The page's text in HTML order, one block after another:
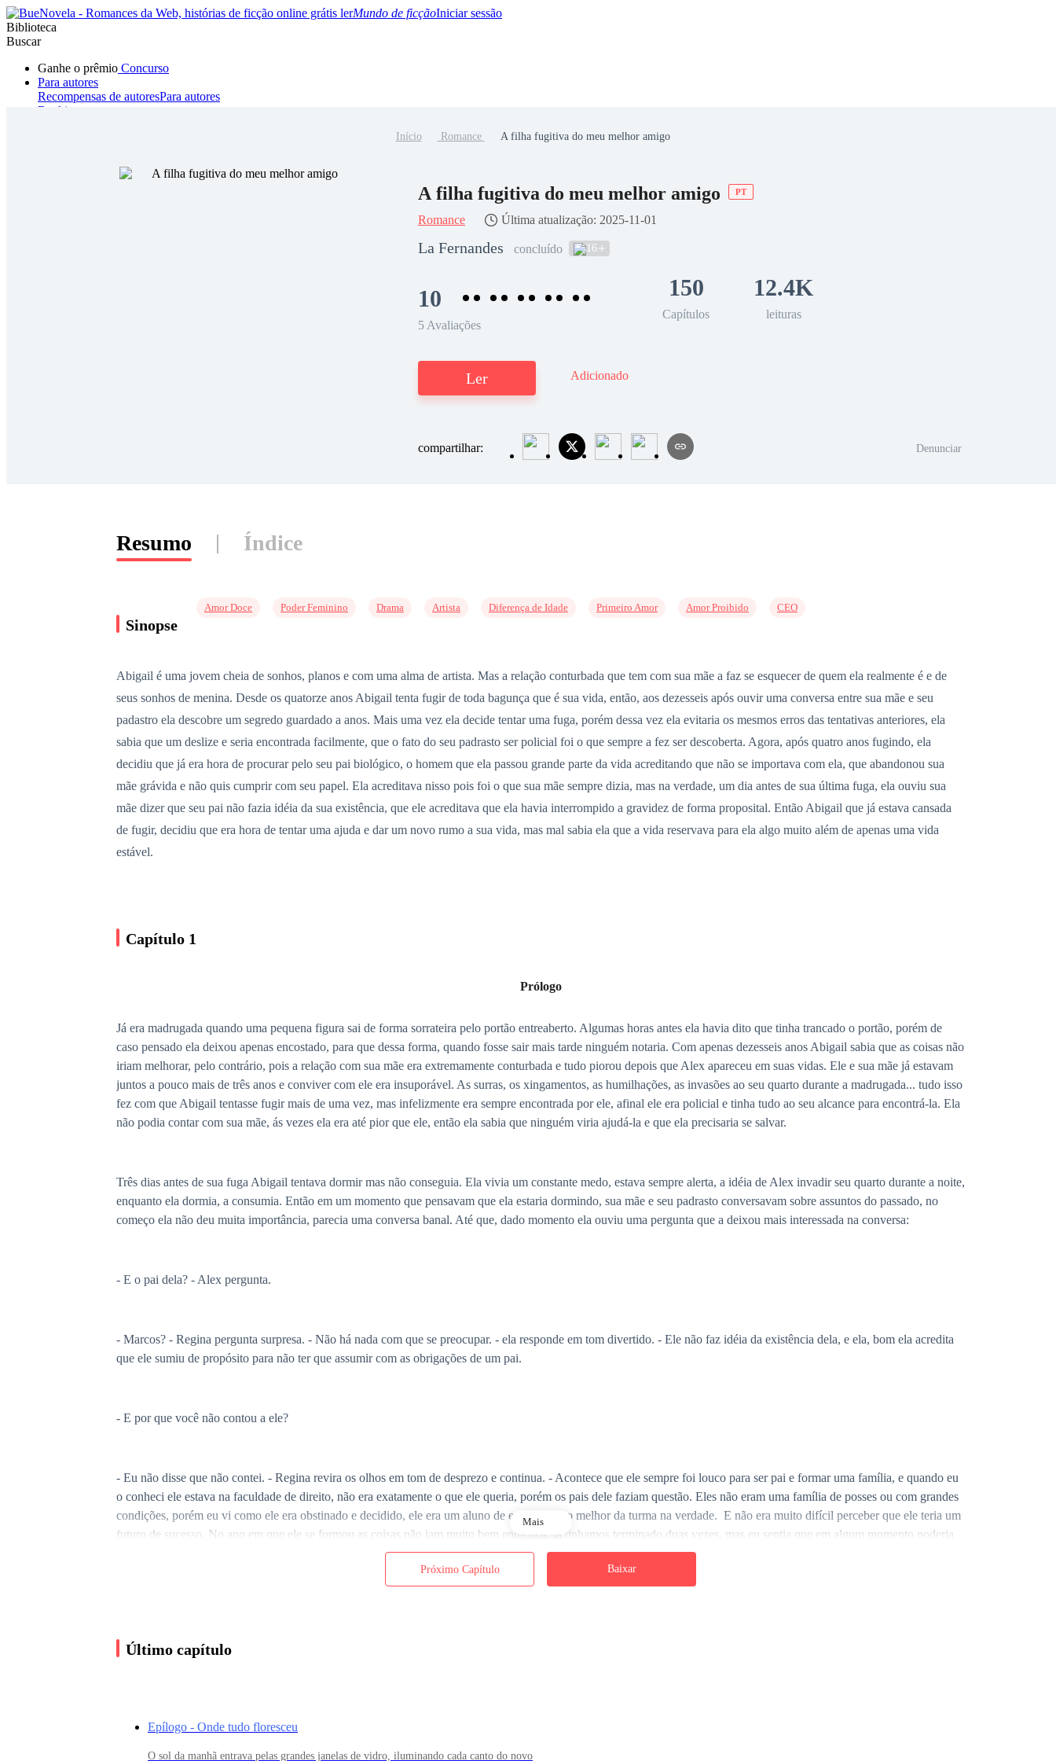
Mundo de ficçãoIniciar sessão
Biblioteca
Buscar
Ganhe o prêmio Concurso
Para autores
Recompensas de autoresPara autores
Ranking
Hombre lobo Mafia Sistema Fantasía Urbano
Início Romance A filha fugitiva do meu melhor amigo
A filha fugitiva do meu melhor amigo PT
Romance Última atualização: 2025-11-01
La Fernandes concluído 16
10
5 Avaliações
150
Capítulos
12.4K
leituras
Ler Adicionado
compartilhar: Denunciar
Resumo Índice
Sinopse
Amor Doce Poder Feminino Drama Artista Diferença de Idade Primeiro Amor Amor Proibido CEO
Abigail é uma jovem cheia de sonhos, planos e com uma alma de artista. Mas a relação conturbada que tem com sua mãe a faz se esquecer de quem ela realmente é e de
seus sonhos de menina. Desde os quatorze anos Abigail tenta fugir de toda bagunça que é sua vida, então, aos dezesseis após ouvir uma conversa entre sua mãe e seu
padastro ela descobre um segredo guardado a anos. Mais uma vez ela decide tentar uma fuga, porém dessa vez ela evitaria os mesmos erros das tentativas anteriores, ela
sabia que um deslize e seria encontrada facilmente, que o fato do seu padrasto ser policial foi o que sempre a fez ser descoberta. Agora, após quatro anos fugindo, ela
decidiu que já era hora de procurar pelo seu pai biológico, o homem que ela passou grande parte da vida acreditando que não se importava com ela, que abandonou sua
mãe grávida e não quis cumprir com seu papel. Ela acreditava nisso pois foi o que sua mãe sempre dizia, mas na verdade, um dia antes de sua última fuga, ela ouviu sua
mãe dizer que seu pai não fazia idéia da sua existência, que ele acreditava que ela havia interrompido a gravidez de forma proposital. Então Abigail que já estava cansada
de fugir, decidiu que era hora de tentar uma ajuda e dar um novo rumo a sua vida, mas mal sabia ela que a vida reservava para ela algo muito além de apenas uma vida
estável.
Capítulo 1
Prólogo
Já era madrugada quando uma pequena figura sai de forma sorrateira pelo portão entreaberto. Algumas horas antes ela havia dito que tinha trancado o portão, porém de
caso pensado ela deixou apenas encostado, para que dessa forma, quando fosse sair mais tarde ninguém notaria. Com apenas dezesseis anos Abigail sabia que as coisas não
iriam melhorar, pelo contrário, pois a relação com sua mãe era extremamente conturbada e tudo piorou depois que Alex apareceu em suas vidas. Ele e sua mãe já estavam
juntos a pouco mais de três anos e conviver com ele era insuporável. As surras, os xingamentos, as humilhações, as invasões ao seu quarto durante a madrugada... tudo isso
fez com que Abigail tentasse fugir mais de uma vez, mas infelizmente era sempre encontrada por ele, afinal ele era policial e tinha tudo ao seu alcance para encontrá-la. Ela
não podia contar com sua mãe, ás vezes ela era até pior que ele, então ela sabia que ninguém viria ajudá-la e que ela precisaria se salvar.
Três dias antes de sua fuga Abigail tentava dormir mas não conseguia. Ela vivia um constante medo, estava sempre alerta, a idéia de Alex invadir seu quarto durante a noite,
enquanto ela dormia, a consumia. Então em um momento que pensavam que ela estaria dormindo, sua mãe e seu padrasto conversavam sobre assuntos do passado, no
começo ela não deu muita importância, parecia uma conversa banal. Até que, dado momento ela ouviu uma pergunta que a deixou mais interessada na conversa:
- E o pai dela? - Alex pergunta.
- Marcos? - Regina pergunta surpresa. - Não há nada com que se preocupar. - ela responde em tom divertido. - Ele não faz idéia da existência dela, e ela, bom ela acredita
que ele sumiu de propósito para não ter que assumir com as obrigações de um pai.
- E por que você não contou a ele?
- Eu não disse que não contei. - Regina revira os olhos em tom de desprezo e continua. - Acontece que ele sempre foi louco para ser pai e formar uma família, e quando eu
o conheci ele estava na faculdade de direito, não era exatamente o que ele queria, porém os pais dele faziam questão. Eles não eram uma família de posses ou com grandes
condições, porém eu vi como ele era obstinado e decidido, ele era um aluno de excêlencia, o melhor da turma na verdade. E não era muito difícil perceber que ele teria um
futuro de sucesso. No ano em que ele se formou as coisas não iam muito bem entre nós, já tinhamos terminado duas vezes, mas eu sentia que em algum momento poderia
perde-lo de vez, então consegui engravidar e quando ele tentou terminar uma terceira vez eu anunciei a gravidez. Ele ficou surpreso, mas disse que com certeza assumiria,
mas que, independente de qualquer coisa, o nosso relacionamento estava terminado de vez. Ainda tentei por um tempo fazê-lo mudar de idéia, mas não adiantou, então me
cansei e disse que havia interrompido a gestação, pois não iria criar um filho sem um marido. Ele chorou, e me ofendeu de todos os nomes possíveis, mas não tinha mais
Mais
Próximo Capítulo Baixar
Último capítulo
Epílogo - Onde tudo floresceu
O sol da manhã entrava pelas grandes janelas de vidro, iluminando cada canto do novo